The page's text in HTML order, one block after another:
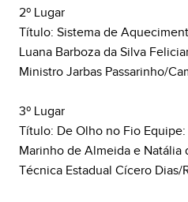
2º Lugar
Título: Sistema de
Luana Barboza da Silva
Ministro Jarbas Passarinho/
3º Lugar
Título: De Olho no Fio
Marinho de Almeida e Natália
Técnica Estadual Cícero